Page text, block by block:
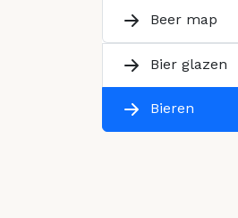
Beer map
Bier glazen
Bieren